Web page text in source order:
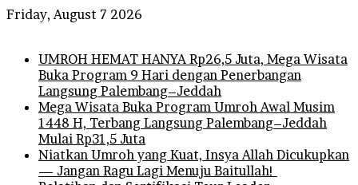
Friday, August 7 2026
UMROH HEMAT HANYA Rp26,5 Juta, Mega Wisata
Buka Program 9 Hari dengan Penerbangan
Langsung Palembang–Jeddah
Mega Wisata Buka Program Umroh Awal Musim
1448 H, Terbang Langsung Palembang–Jeddah
Mulai Rp31,5 Juta
Niatkan Umroh yang Kuat, Insya Allah Dicukupkan
— Jangan Ragu Lagi Menuju Baitullah!